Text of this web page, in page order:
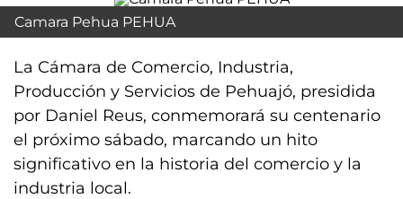
Camara Pehua PEHUA
La Cámara de Comercio, Industria,
Producción y Servicios de Pehuajó, presidida
por Daniel Reus, conmemorará su centenario
el próximo sábado, marcando un hito
significativo en la historia del comercio y la
industria local.